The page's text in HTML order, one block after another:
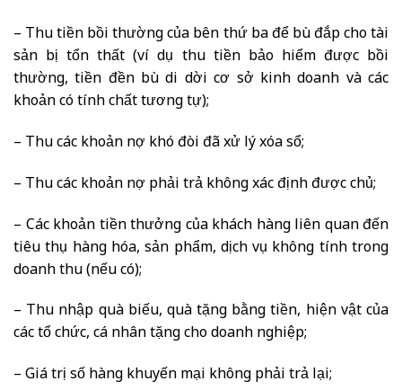
– Thu tiền bồi thường của bên thứ ba để bù đắp cho tài
sản bị tổn thất (ví dụ thu tiền bảo hiểm được bồi
thường, tiền đền bù di dời cơ sở kinh doanh và các
khoản có tính chất tương tự);
– Thu các khoản nợ khó đòi đã xử lý xóa sổ;
– Thu các khoản nợ phải trả không xác định được chủ;
– Các khoản tiền thưởng của khách hàng liên quan đến
tiêu thụ hàng hóa, sản phẩm, dịch vụ không tính trong
doanh thu (nếu có);
– Thu nhập quà biếu, quà tặng bằng tiền, hiện vật của
các tổ chức, cá nhân tặng cho doanh nghiệp;
– Giá trị số hàng khuyến mại không phải trả lại;